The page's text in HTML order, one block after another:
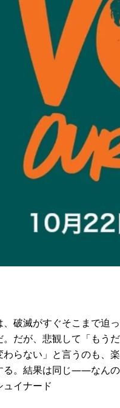
破滅がすぐそこまで迫
だが、悲観して「もう
わらない」と言うのも、
る。結果は同じ――なん
イナード